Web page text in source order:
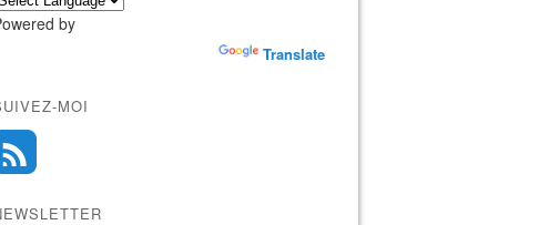
by
Translate
MOI